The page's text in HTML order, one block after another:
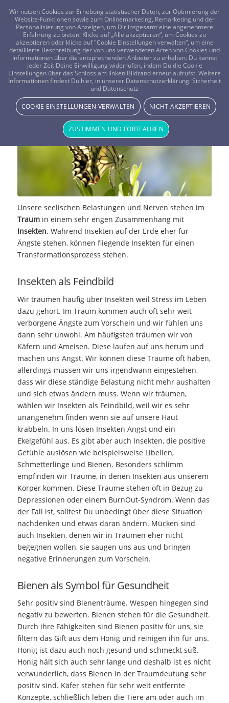
FRAGEN? KOSTENLOS ANRUFEN: 0800-8478266
Traumdeutung: Insekten
TRAUMWELT & BEDEUTUNG
Unsere seelischen Belastungen und Nerven stehen im
Traumin einem sehr engen Zusammenhang mit
Insekten. Während Insekten auf der Erde eher für
Ängste stehen, können fliegende Insekten für einen
Transformationsprozess stehen.
Insekten als Feindbild
Wir träumen häufig über Insekten weil Stress im Leben
dazu gehört. Im Traum kommen auch oft sehr weit
verborgene Ängste zum Vorschein und wir fühlen uns
dann sehr unwohl. Am häufigsten träumen wir von
Käfern und Ameisen. Diese laufen auf uns herum und
machen uns Angst. Wir können diese Träume oft haben,
allerdings müssen wir uns irgendwann eingestehen,
dass wir diese ständige Belastung nicht mehr aushalten
und sich etwas ändern muss. Wenn wir träumen,
wählen wir Insekten als Feindbild, weil wir es sehr
unangenehm finden wenn sie auf unsere Haut
krabbeln. In uns lösen Insekten Angst und ein
Ekelgefühl aus. Es gibt aber auch Insekten, die positive
Gefühle auslösen wie beispielsweise Libellen,
Schmetterlinge und Bienen. Besonders schlimm
empfinden wir Träume, in denen Insekten aus unserem
Körper kommen. Diese Träume stehen oft in Bezug zu
Depressionen oder einem BurnOut-Syndrom. Wenn das
der Fall ist, solltest Du unbedingt über diese Situation
nachdenken und etwas daran ändern. Mücken sind
auch Insekten, denen wir in Träumen eher nicht
begegnen wollen, sie saugen uns aus und bringen
negative Erinnerungen zum Vorschein.
Bienen als Symbol für Gesundheit
Sehr positiv sind Bienenträume. Wespen hingegen sind
negativ zu bewerten. Bienen stehen für die Gesundheit.
Durch ihre Fähigkeiten sind Bienen positiv für uns, sie
filtern das Gift aus dem Honig und reinigen ihn für uns.
Honig ist dazu auch noch gesund und schmeckt süß.
Honig hält sich auch sehr lange und deshalb ist es nicht
verwunderlich, dass Bienen in der Traumdeutung sehr
positiv sind. Käfer stehen für sehr weit entfernte
Konzepte, schließlich leben die Tiere am oder auch im
Wir nutzen Cookies zur Erhebung statistischer Daten, zur Optimierung der
Website-Funktionen sowie zum Onlinemarketing, Remarketing und der
Personalisierung von Anzeigen, um Dir insgesamt eine angenehmere
Erfahrung zu bieten. Klicke auf „Alle akzeptieren“, um Cookies zu
akzeptieren oder klicke auf "Cookie Einstellungen verwalten“, um eine
detaillierte Beschreibung der von uns verwendeten Arten von Cookies und
Informationen über die entsprechenden Anbieter zu erhalten. Du kannst
jeder Zeit Deine Einwilligung widerrufen, indem Du die Cookie
Einstellungen über das Schloss am linken Bildrand erneut aufrufst. Weitere
Informationen findest Du hier, in unserer Datenschutzerklärung: Sicherheit
und Datenschutz
COOKIE EINSTELLUNGEN VERWALTEN NICHT AKZEPTIEREN
ZUSTIMMEN UND FORTFAHREN